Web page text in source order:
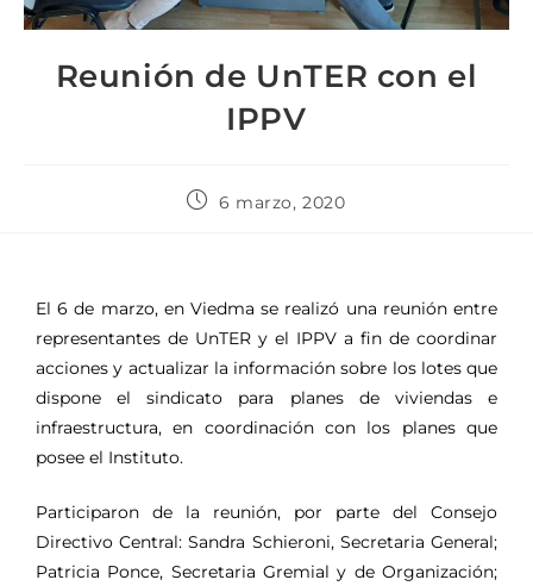
Reunión de UnTER con el
IPPV
6 marzo, 2020
El 6 de marzo, en Viedma se realizó una reunión entre
representantes de UnTER y el IPPV a fin de coordinar
acciones y actualizar la información sobre los lotes que
dispone el sindicato para planes de viviendas e
infraestructura, en coordinación con los planes que
posee el Instituto.
Participaron de la reunión, por parte del Consejo
Directivo Central: Sandra Schieroni, Secretaria General;
Patricia Ponce, Secretaria Gremial y de Organización;